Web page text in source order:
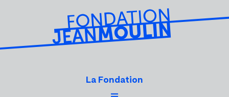
La Fondation